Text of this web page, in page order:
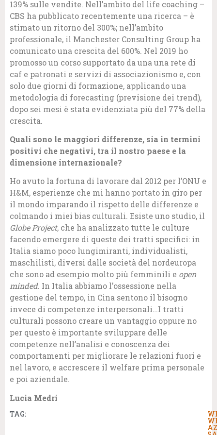
139% sulle vendite. Nell’ambito del life coaching –
CBS ha pubblicato recentemente una ricerca – è
stimato un ritorno del 300%; nell’ambito
professionale, il Manchester Consulting Group ha
comunicato una crescita del 600%. Nel 2019 ho
promosso un corso supportato da una una rete di
caf e patronati e servizi di associazionismo e, con
solo due giorni di formazione, applicando una
metodologia di forecasting (previsione dei trend),
dopo sei mesi è stata evidenziata più del 77% della
crescita.
Quali sono le maggiori differenze, sia in termini
positivi che negativi, tra il nostro paese e la
dimensione internazionale?
Ho avuto la fortuna di lavorare dal 2012 per l’ONU e
H&M, esperienze che mi hanno portato in giro per
il mondo imparando il rispetto delle differenze e
colmando i miei bias culturali. Esiste uno studio, il
Globe Project, che ha analizzato tutte le culture
facendo emergere di queste dei tratti specifici: in
Italia siamo poco lungimiranti, individualisti,
maschilisti, diversi dalle società del nordeuropa
che sono ad esempio molto più femminili e open
minded. In Italia abbiamo l’ossessione nella
gestione del tempo, in Cina sentono il bisogno
invece di competenze interpersonali…I tratti
culturali possono creare un vantaggio oppure no
per questo è importante sviluppare delle
competenze nell’analisi e conoscenza dei
comportamenti per migliorare le relazioni fuori e
nel lavoro, e accrescere il welfare prima personale
e poi aziendale.
Lucia Medri
TAG: